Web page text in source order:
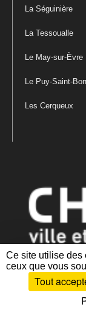
Ce site utilise des
ceux que vous
Tout
La Séguinière
La Tessoualle
Le May-sur-Èvre
Le Puy-Saint-
Les Cerqueux
Mentions légales|
des cookies |Plan